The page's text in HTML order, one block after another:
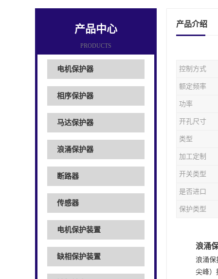
产品中心
PRODUCTS
电机保护器
相序保护器
马达保护器
浪涌保护器
断路器
传感器
电机保护装置
缺相保护装置
产品介绍
控制方式
额定频率
功率
开孔尺寸
类型
加工定制
开关类型
是否进口
保护类型
浪涌
浪涌保
尖峰）